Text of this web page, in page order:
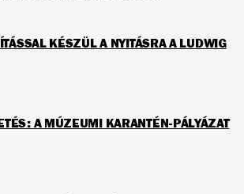
KÉSZÜL A NYITÁSRA A LUDWIG
A MÚZEUMI KARANTÉN-PÁLYÁZAT